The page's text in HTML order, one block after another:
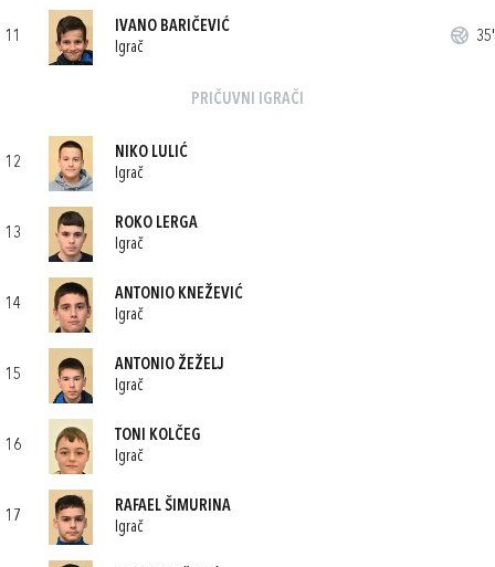
11
IVANO BARIČEVIĆ
Igrač
35'
PRIČUVNI IGRAČI
12
NIKO LULIĆ
Igrač
13
ROKO LERGA
Igrač
14
ANTONIO KNEŽEVIĆ
Igrač
15
ANTONIO ŽEŽELJ
Igrač
16
TONI KOLČEG
Igrač
17
RAFAEL ŠIMURINA
Igrač